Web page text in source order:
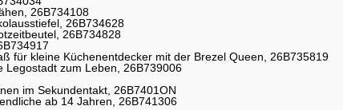
26B734108
26B734628
26B734828
für kleine Küchenentdecker mit der Brezel Queen, 26B735819
Legostadt zum Leben, 26B739006
im Sekundentakt, 26B7401ON
ab 14 Jahren, 26B741306